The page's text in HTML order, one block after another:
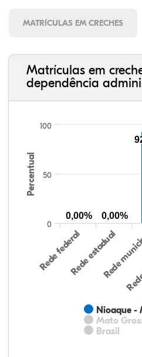
MATRÍCULAS EM CRECHES
Matrículas em
dependência
Percentual
Nioaque -
Mato
Brasil
Rede federalRede estadual
Rede
0
50
100
0,00% 0,00%